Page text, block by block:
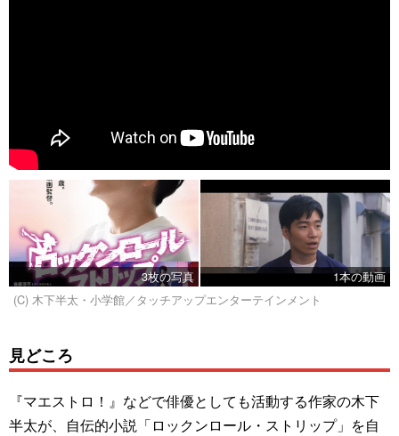
3枚の写真
1本の動画
(C) 木下半太・小学館／タッチアップエンターテインメント
見どころ
『マエストロ！』などで俳優としても活動する作家の木下
半太が、自伝的小説「ロックンロール・ストリップ」を自